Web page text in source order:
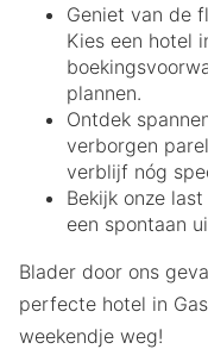
Geniet van de
Kies een hotel
plannen.
Ontdek
verborgen
verblijf nóg
Bekijk onze
een spontaan
Blader door ons
perfecte hotel in
weekendje weg!